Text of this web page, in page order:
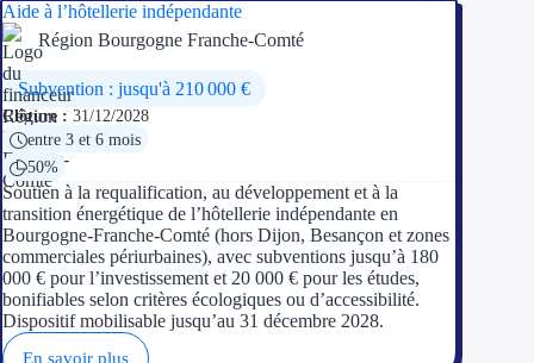
Aide à l’hôtellerie indépendante
Région Bourgogne Franche-Comté
Subvention : jusqu'à 210 000 €
Clôture : 31/12/2028
entre 3 et 6 mois
50%
Soutien à la requalification, au développement et à la
transition énergétique de l’hôtellerie indépendante en
Bourgogne-Franche-Comté (hors Dijon, Besançon et zones
commerciales périurbaines), avec subventions jusqu’à 180
000 € pour l’investissement et 20 000 € pour les études,
bonifiables selon critères écologiques ou d’accessibilité.
Dispositif mobilisable jusqu’au 31 décembre 2028.
En savoir plus